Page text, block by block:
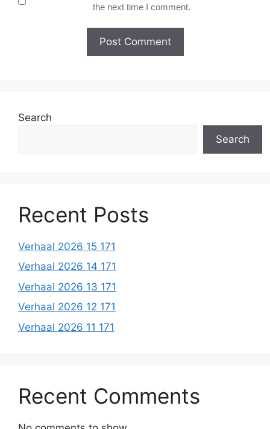
the next time I comment.
Search
Search
Recent Posts
Verhaal 2026 15 171
Verhaal 2026 14 171
Verhaal 2026 13 171
Verhaal 2026 12 171
Verhaal 2026 11 171
Recent Comments